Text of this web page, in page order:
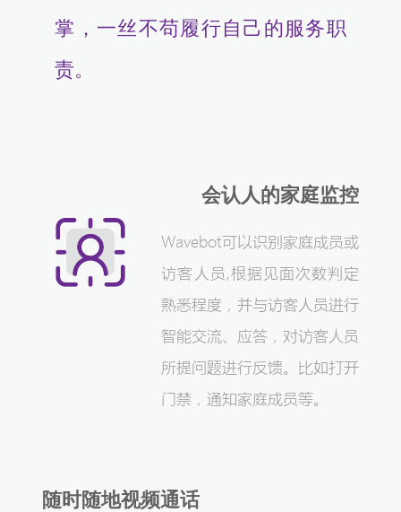
掌，一丝不苟履行自己的服务职
责。
会认人的家庭监控
Wavebot可以识别家庭成员或
访客人员,根据见面次数判定
熟悉程度，并与访客人员进行
智能交流、应答，对访客人员
所提问题进行反馈。比如打开
门禁，通知家庭成员等。
随时随地视频通话